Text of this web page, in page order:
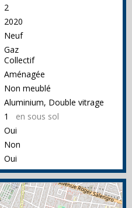
2
2020
Neuf
Gaz
Collectif
Aménagée
Non meublé
Aluminium, Double vitrage
1 en sous sol
Oui
Non
Oui